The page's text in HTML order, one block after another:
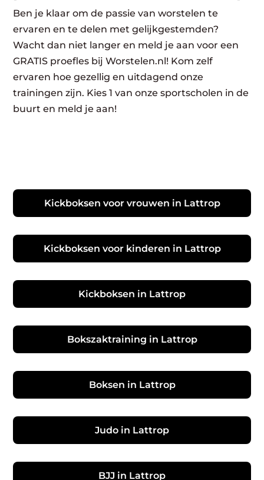
Ben je klaar om de passie van worstelen te
ervaren en te delen met gelijkgestemden?
Wacht dan niet langer en meld je aan voor een
GRATIS proefles bij Worstelen.nl! Kom zelf
ervaren hoe gezellig en uitdagend onze
trainingen zijn. Kies 1 van onze sportscholen in de
buurt en meld je aan!
Kickboksen voor vrouwen in Lattrop
Kickboksen voor kinderen in Lattrop
Kickboksen in Lattrop
Bokszaktraining in Lattrop
Boksen in Lattrop
Judo in Lattrop
BJJ in Lattrop